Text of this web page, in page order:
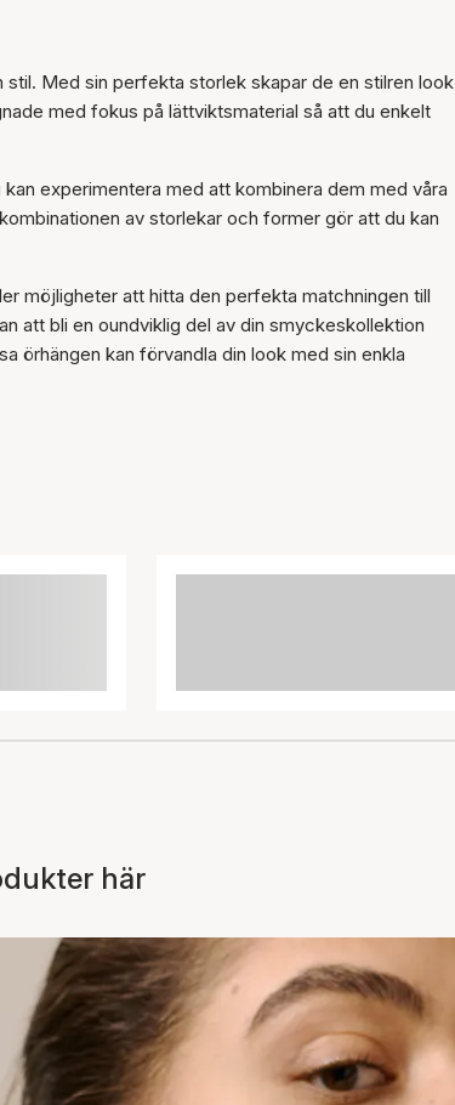
Artikeln har lagts till i
Med sin perfekta storlek skapar de en stilren look
med fokus på lättviktsmaterial så att du enkelt
experimentera med att kombinera dem med våra
av storlekar och former gör att du kan
möjligheter att hitta den perfekta matchningen till
att bli en oundviklig del av din smyckeskollektion
örhängen kan förvandla din look med sin enkla
här